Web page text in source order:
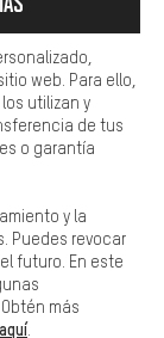
contraste
MwSt, más
.
adecuados.
nuestro sitio web.
web. Para ello,
utilizan y
de tus
o garantía
y la
Puedes revocar
futuro. En este
más
aquí.